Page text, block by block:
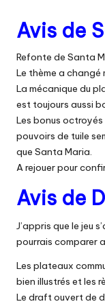
Avis de
Refonte de Santa
Le thème a changé
La mécanique du
est toujours aussi
Les bonus
pouvoirs de tuile
que Santa Maria.
A rejouer pour
Avis de
J’appris que le jeu
pourrais comparer
Les plateaux
bien illustrés et les
Le draft ouvert de